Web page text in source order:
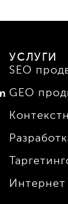
УСЛУГИ
SEO
GEO
Интернет